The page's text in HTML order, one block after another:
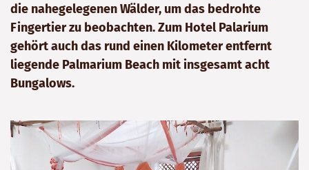
die nahegelegenen Wälder, um das bedrohte
Fingertier zu beobachten. Zum Hotel Palarium
gehört auch das rund einen Kilometer entfernt
liegende Palmarium Beach mit insgesamt acht
Bungalows.